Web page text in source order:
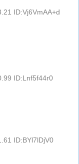
ID:Vj6VmAA+d
ID:Lnf5f44r0
ID:BYl7lDjV0